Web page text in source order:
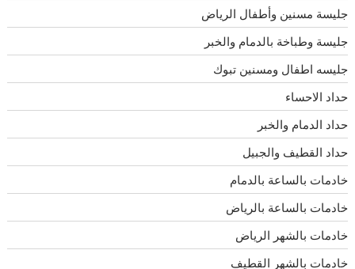
جليسة مسنين وأطفال الرياض
جليسة وطباخة بالدمام والخبر
جليسه اطفال ومسنين تبوك
حداد الاحساء
حداد الدمام والخبر
حداد القطيف والجبيل
خادمات بالساعة بالدمام
خادمات بالساعة بالرياض
خادمات بالشهر الرياض
خادمات بالشهر القطيف